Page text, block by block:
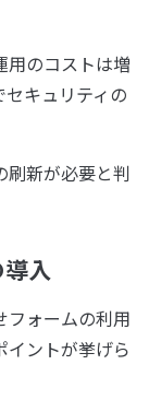
用のコストは増
キュリティの
刷新が必要と判
入
フォームの利用
イントが挙げら